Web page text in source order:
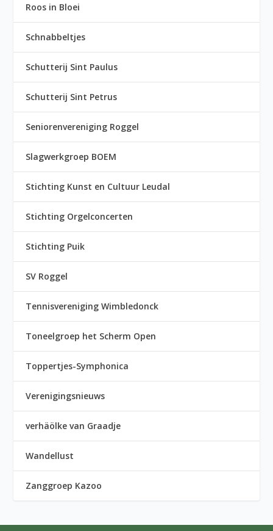
Roos in Bloei
Schnabbeltjes
Schutterij Sint Paulus
Schutterij Sint Petrus
Seniorenvereniging Roggel
Slagwerkgroep BOEM
Stichting Kunst en Cultuur Leudal
Stichting Orgelconcerten
Stichting Puik
SV Roggel
Tennisvereniging Wimbledonck
Toneelgroep het Scherm Open
Toppertjes-Symphonica
Verenigingsnieuws
verhäölke van Graadje
Wandellust
Zanggroep Kazoo